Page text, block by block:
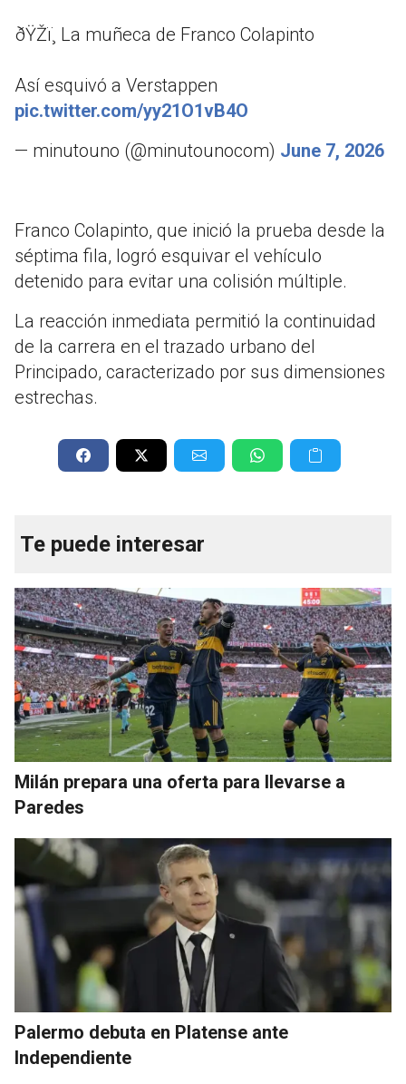
ðŸŽï¸ La muñeca de Franco Colapinto
Así esquivó a Verstappen
pic.twitter.com/yy21O1vB4O
— minutouno (@minutounocom) June 7, 2026
Franco Colapinto, que inició la prueba desde la
séptima fila, logró esquivar el vehículo
detenido para evitar una colisión múltiple.
La reacción inmediata permitió la continuidad
de la carrera en el trazado urbano del
Principado, caracterizado por sus dimensiones
estrechas.
Te puede interesar
Milán prepara una oferta para llevarse a
Paredes
Palermo debuta en Platense ante
Independiente